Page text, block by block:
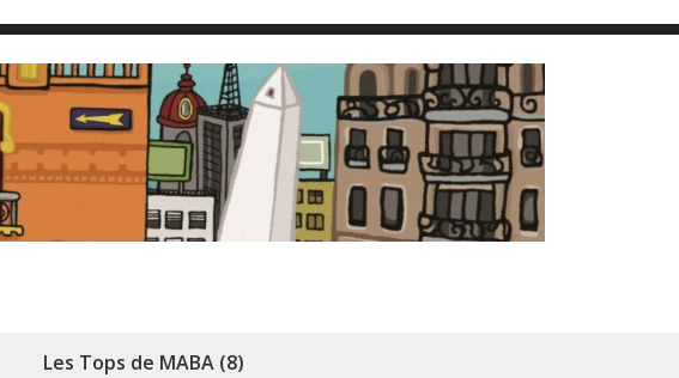
Les Tops de MABA (8)